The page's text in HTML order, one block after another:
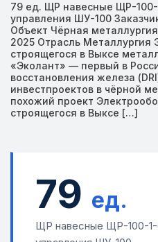
79 ед. ЩР навесные ЩР-
управления ШУ-100
Объект Чёрная
2025 Отрасль Металлургия
строящегося в Выксе
«Эколант» — первый в
восстановления железа
инвестпроектов в чёрной
похожий проект
строящегося в Выксе […]
79 ед.
ЩР навесные ЩР-100-